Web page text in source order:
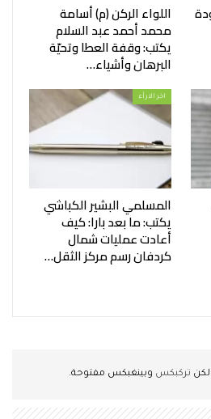
اللواء الركن (م) أسامة
محمد أحمد عبد السلام
يكتب: وقفة العطا وتحيّة
البرهان وأشياء…
اخر الارأء
المسلمي البشير الكباشي
يكتب: ما بعد بارا: كيف
أعادت عمليات شمال
كردفان رسم مركز الثقل…
تركبكس وبينغبكس مفتوحة.